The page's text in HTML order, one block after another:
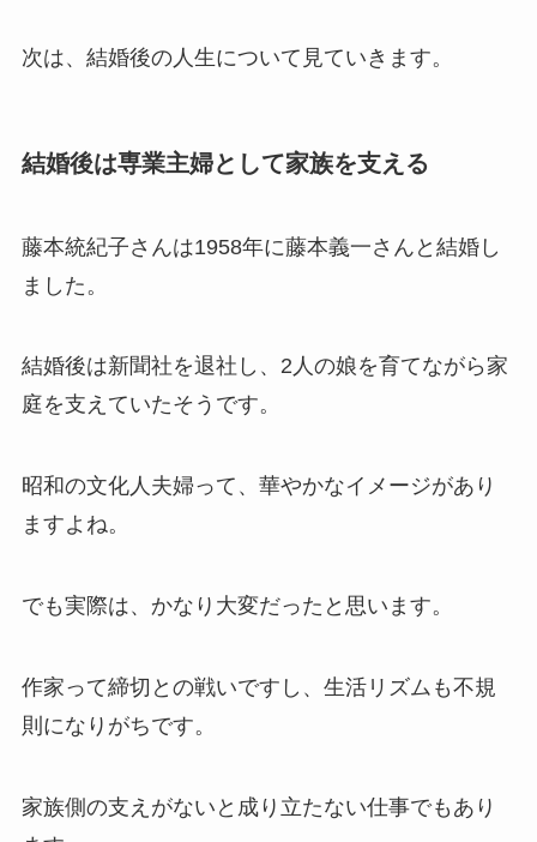
次は、結婚後の人生について見ていきます。
結婚後は専業主婦として家族を支える
藤本統紀子さんは1958年に藤本義一さんと結婚し
ました。
結婚後は新聞社を退社し、2人の娘を育てながら家
庭を支えていたそうです。
昭和の文化人夫婦って、華やかなイメージがあり
ますよね。
でも実際は、かなり大変だったと思います。
作家って締切との戦いですし、生活リズムも不規
則になりがちです。
家族側の支えがないと成り立たない仕事でもあり